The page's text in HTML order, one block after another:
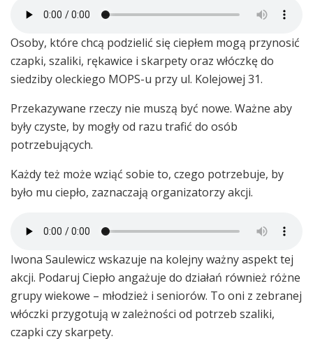
Osoby, które chcą podzielić się ciepłem mogą przynosić
czapki, szaliki, rękawice i skarpety oraz włóczkę do
siedziby oleckiego MOPS-u przy ul. Kolejowej 31.
Przekazywane rzeczy nie muszą być nowe. Ważne aby
były czyste, by mogły od razu trafić do osób
potrzebujących.
Każdy też może wziąć sobie to, czego potrzebuje, by
było mu ciepło, zaznaczają organizatorzy akcji.
Iwona Saulewicz wskazuje na kolejny ważny aspekt tej
akcji. Podaruj Ciepło angażuje do działań również różne
grupy wiekowe – młodzież i seniorów. To oni z zebranej
włóczki przygotują w zależności od potrzeb szaliki,
czapki czy skarpety.